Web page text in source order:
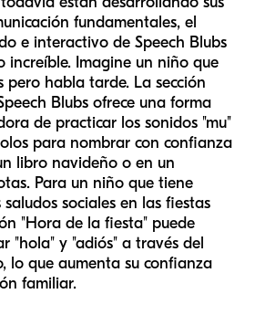
fundamentales, el
e interactivo de Speech Blubs
increíble. Imagine un niño que
pero habla tarde. La sección
Blubs ofrece una forma
de practicar los sonidos "mu"
para nombrar con confianza
libro navideño o en un
Para un niño que tiene
sociales en las fiestas
"Hora de la fiesta" puede
"hola" y "adiós" a través del
lo que aumenta su confianza
familiar.